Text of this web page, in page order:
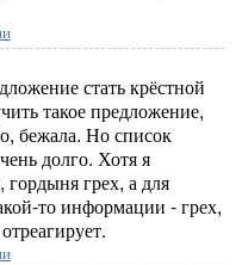
стать крёстной
такое предложение,
бежала. Но список
долго. Хотя я
грех, а для
то информации - грех,